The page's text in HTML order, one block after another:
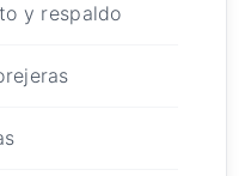
y respaldo